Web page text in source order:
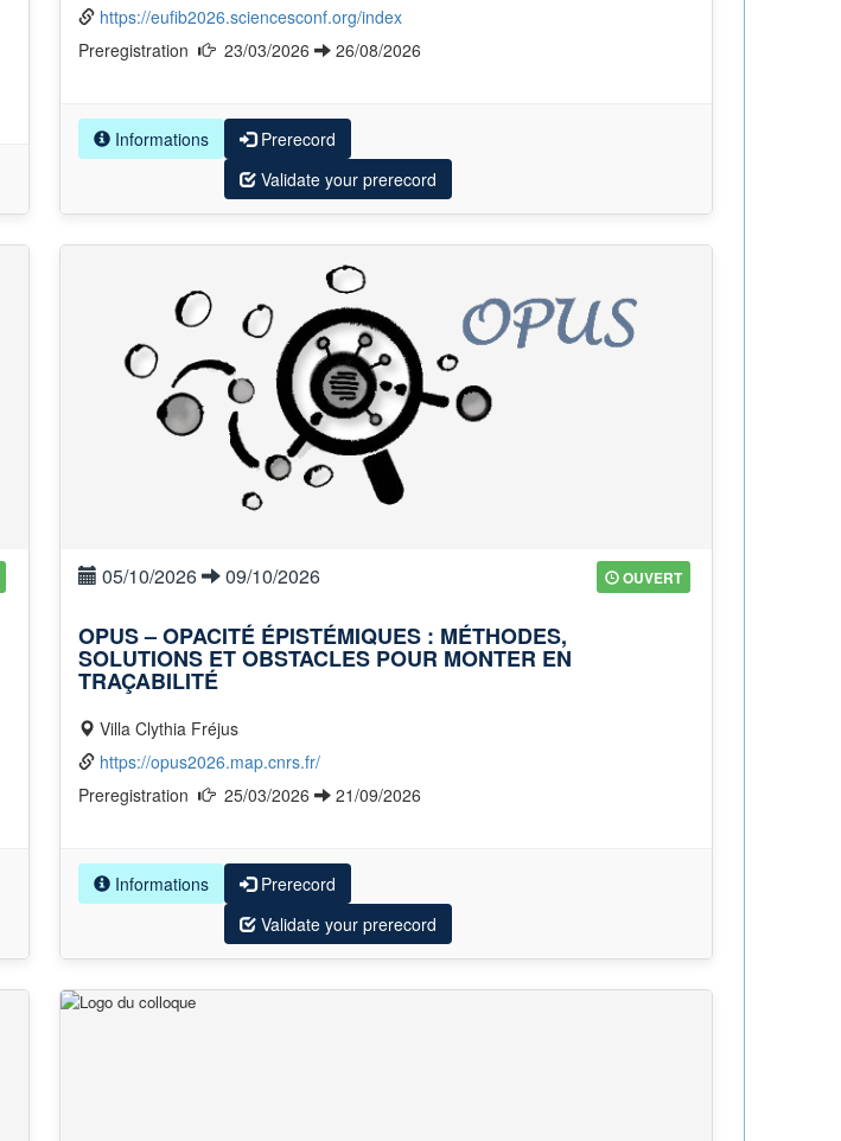
https://eufib2026.sciencesconf.org/index
23/03/2026 26/08/2026
Informations
Prerecord
Validate your prerecord
05/10/2026 09/10/2026 OUVERT
OPUS – OPACITÉ ÉPISTÉMIQUES : MÉTHODES,
SOLUTIONS ET OBSTACLES POUR MONTER EN
TRAÇABILITÉ
Villa Clythia Fréjus
https://opus2026.map.cnrs.fr/
25/03/2026 21/09/2026
Informations
Prerecord
Validate your prerecord